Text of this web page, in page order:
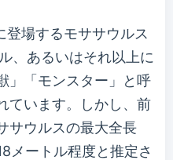
登場するモササウルス
、あるいはそれ以上に
」「モンスター」と呼
ています。しかし、前
サウルスの最大全長
メートル程度と推定さ